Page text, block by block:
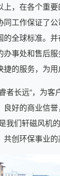
上，在各个重
同工作保证了
的全球标准。
办事处和售后
的服务，为用
长远”，为客
良好的商业信
我们轩磁风机
创环保事业的